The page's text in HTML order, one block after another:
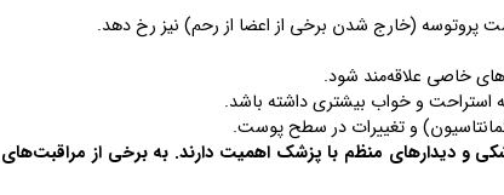
پروتوسه (خارج شدن برخی از اعضا از رحم) نیز رخ دهد.
خاصی علاقه‌مند شود.
و خواب بیشتری داشته باشد.
و تغییرات در سطح پوست.
و دیدارهای منظم با پزشک اهمیت دارند. به برخی از مراقبت‌های